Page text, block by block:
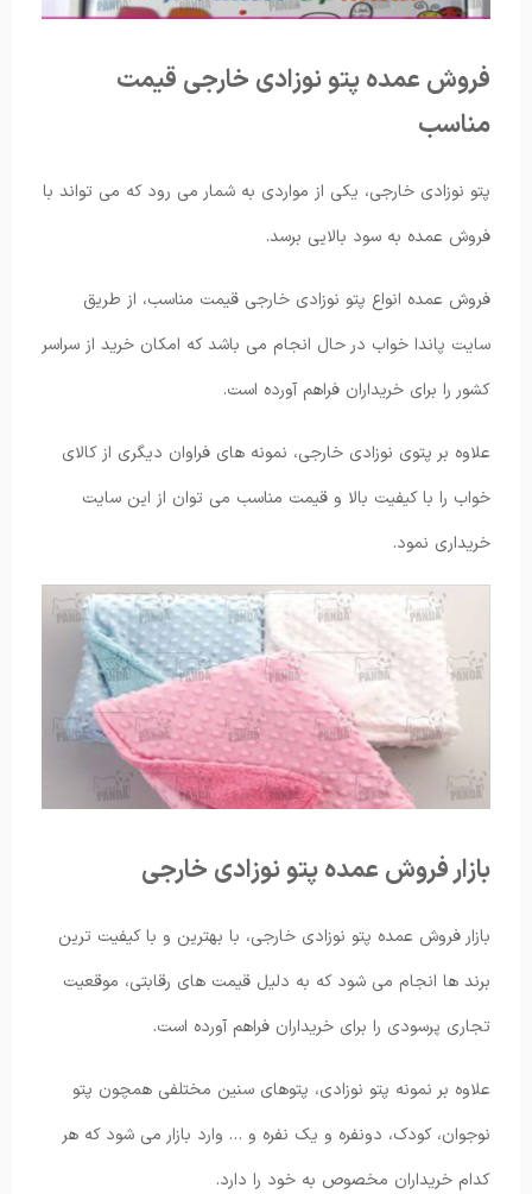
فروش عمده پتو نوزادی خارجی قیمت
مناسب
پتو نوزادی خارجی، یکی از مواردی به شمار می رود که می تواند با
فروش عمده به سود بالایی برسد.
فروش عمده انواع پتو نوزادی خارجی قیمت مناسب، از طریق
سایت پاندا خواب در حال انجام می باشد که امکان خرید از سراسر
کشور را برای خریداران فراهم آورده است.
علاوه بر پتوی نوزادی خارجی، نمونه های فراوان دیگری از کالای
خواب را با کیفیت بالا و قیمت مناسب می توان از این سایت
خریداری نمود.
بازار فروش عمده پتو نوزادی خارجی
بازار فروش عمده پتو نوزادی خارجی، با بهترین و با کیفیت ترین
برند ها انجام می شود که به دلیل قیمت های رقابتی، موقعیت
تجاری پرسودی را برای خریداران فراهم آورده است.
علاوه بر نمونه پتو نوزادی، پتوهای سنین مختلفی همچون پتو
نوجوان، کودک، دونفره و یک نفره و … وارد بازار می شود که هر
کدام خریداران مخصوص به خود را دارد.